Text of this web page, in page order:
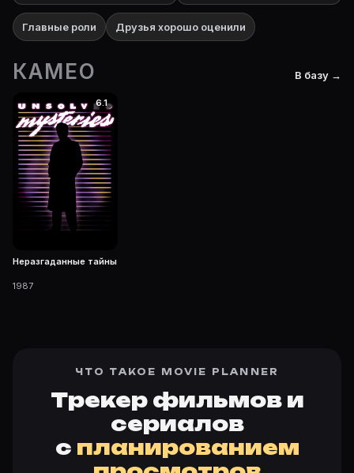
Главные роли Друзья хорошо оценили
КАМЕО В базу →
6.1
Неразгаданные тайны
1987
ЧТО ТАКОЕ MOVIE PLANNER
Трекер фильмов и
сериалов
с планированием